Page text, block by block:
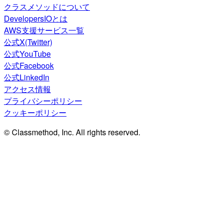
クラスメソッドについて
DevelopersIOとは
AWS支援サービス一覧
公式X(Twitter)
公式YouTube
公式Facebook
公式LinkedIn
アクセス情報
プライバシーポリシー
クッキーポリシー
© Classmethod, Inc. All rights reserved.